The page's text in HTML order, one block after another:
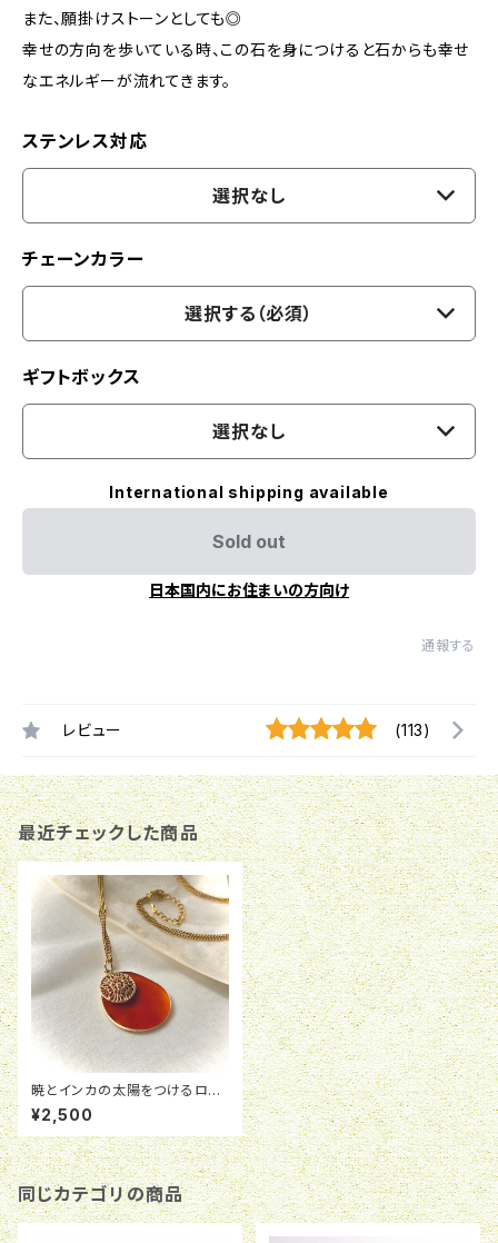
また、願掛けストーンとしても◎
幸せの方向を歩いている時、この石を身につけると石からも幸せ
なエネルギーが流れてきます。
ステンレス対応
選択なし
チェーンカラー
選択する（必須）
ギフトボックス
選択なし
International shipping available
Sold out
日本国内にお住まいの方向け
通報する
レビュー (113)
最近チェックした商品
暁とインカの太陽をつけるロン
グネックレス
¥2,500
同じカテゴリの商品